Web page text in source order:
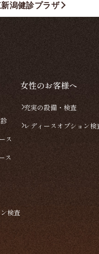
潟健診プラザ
ス
ス
検査
女性のお客様へ
充実の設備・検査
レディースオプション検